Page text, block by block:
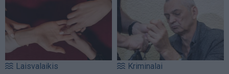
Laisvalaikis Kriminalai